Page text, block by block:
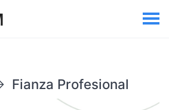
Fianza Profesional